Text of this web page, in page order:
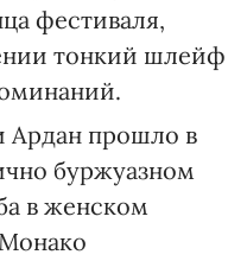
фестиваля,
тонкий шлейф
Ардан прошло в
буржуазном
в женском